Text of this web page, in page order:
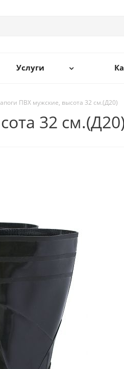
Услуги
ПВХ мужские, высота 32 см.(Д20)
32